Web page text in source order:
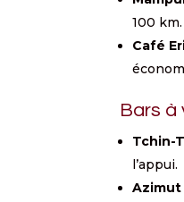
100 km.
Café
Bars à
Tchin-
l’appui.
Azimut